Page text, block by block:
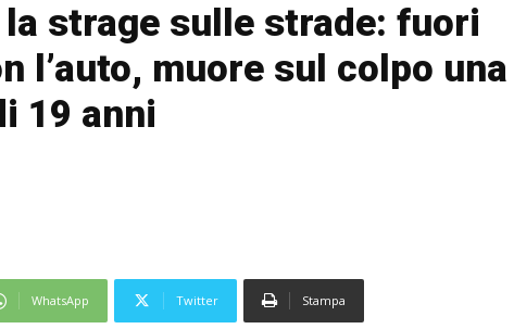
strage sulle strade: fuori
l’auto, muore sul colpo una
19 anni
WhatsApp Twitter Stampa